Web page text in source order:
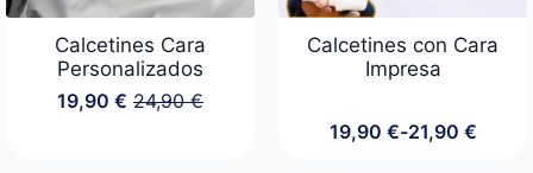
Calcetines Cara
Personalizados
24,90€
El
19,90€ El
Calcetines con Cara
Impresa
19,90 €-21,90 €
Rango